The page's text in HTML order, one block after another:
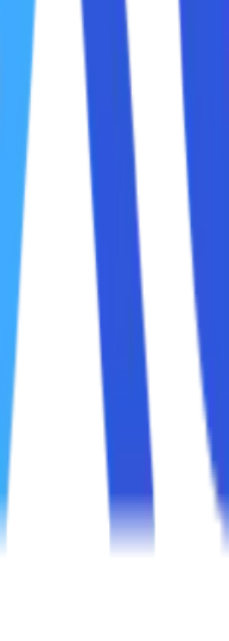
mengunduh atau
dapat mengganggu
koneksi internet
dapat
mengatasi
router atau modem